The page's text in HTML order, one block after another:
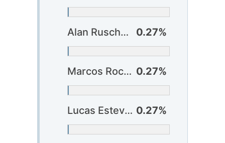
Alan Ruschel (Juventude) 0.27%
Marcos Rocha (Palmeiras) ? 0.27%
Lucas Esteves (Vitória) 0.27%